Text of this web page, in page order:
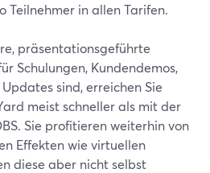
Teilnehmer in allen Tarifen.
präsentationsgeführte
Schulungen, Kundendemos,
sind, erreichen Sie
meist schneller als mit der
Sie profitieren weiterhin von
Effekten wie virtuellen
diese aber nicht selbst